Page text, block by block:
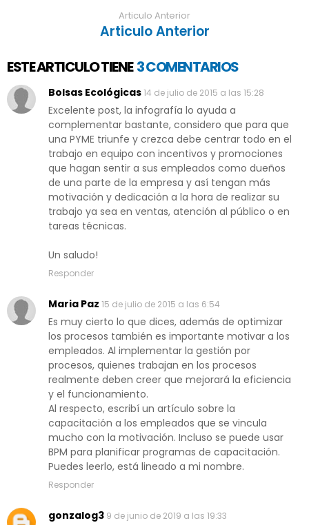
Articulo Anterior
Articulo Anterior
ESTE ARTICULO TIENE 3 COMENTARIOS
Bolsas Ecológicas14 de julio de 2015 a las 15:28
Excelente post, la infografía lo ayuda a
complementar bastante, considero que para que
una PYME triunfe y crezca debe centrar todo en el
trabajo en equipo con incentivos y promociones
que hagan sentir a sus empleados como dueños
de una parte de la empresa y así tengan más
motivación y dedicación a la hora de realizar su
trabajo ya sea en ventas, atención al público o en
tareas técnicas.
Un saludo!
Responder
Maria Paz 15 de julio de 2015 a las 6:54
Es muy cierto lo que dices, además de optimizar
los procesos también es importante motivar a los
empleados. Al implementar la gestión por
procesos, quienes trabajan en los procesos
realmente deben creer que mejorará la eficiencia
y el funcionamiento.
Al respecto, escribí un artículo sobre la
capacitación a los empleados que se vincula
mucho con la motivación. Incluso se puede usar
BPM para planificar programas de capacitación.
Puedes leerlo, está lineado a mi nombre.
Responder
gonzalog3 9 de junio de 2019 a las 19:33